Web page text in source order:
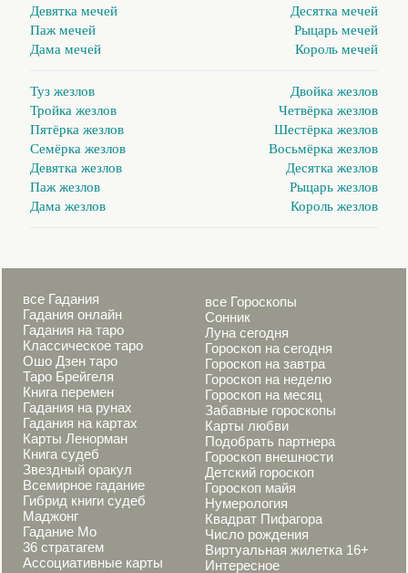
Девятка мечей
Десятка мечей
Паж мечей
Рыцарь мечей
Дама мечей
Король мечей
Туз жезлов
Двойка жезлов
Тройка жезлов
Четвёрка жезлов
Пятёрка жезлов
Шестёрка жезлов
Семёрка жезлов
Восьмёрка жезлов
Девятка жезлов
Десятка жезлов
Паж жезлов
Рыцарь жезлов
Дама жезлов
Король жезлов
все Гадания
Гадания онлайн
Гадания на таро
Классическое таро
Ошо Дзен таро
Таро Брейгеля
Книга перемен
Гадания на рунах
Гадания на картах
Карты Ленорман
Книга судеб
Звездный оракул
Всемирное гадание
Гибрид книги судеб
Маджонг
Гадание Мо
36 стратагем
Ассоциативные карты
все Гороскопы
Сонник
Луна сегодня
Гороскоп на сегодня
Гороскоп на завтра
Гороскоп на неделю
Гороскоп на месяц
Забавные гороскопы
Карты любви
Подобрать партнера
Гороскоп внешности
Детский гороскоп
Гороскоп майя
Нумерология
Квадрат Пифагора
Число рождения
Виртуальная жилетка 16+
Интересное